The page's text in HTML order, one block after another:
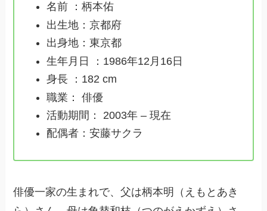
名前 ：柄本佑
出生地：京都府
出身地：東京都
生年月日 ：1986年12月16日
身長 ：182 cm
職業： 俳優
活動期間： 2003年 – 現在
配偶者：安藤サクラ
俳優一家の生まれで、父は柄本明（えもとあき